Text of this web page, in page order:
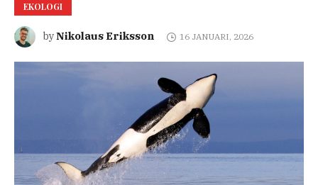
EKOLOGI
byNikolaus Eriksson 16 JANUARI, 2026